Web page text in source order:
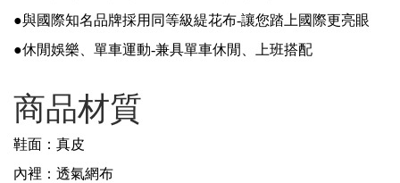
●與國際知名品牌採用同等級緹花布-讓您踏上國際更亮眼
●休閒娛樂、單車運動-兼具單車休閒、上班搭配
商品材質
鞋面：真皮
內裡：透氣網布